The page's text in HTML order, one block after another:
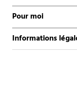
Pour moi
Informations